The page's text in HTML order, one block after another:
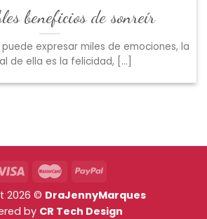
beneficios de sonreír
expresar miles de emociones, la
de ella es la felicidad, [...]
2026 © DraJennyMarques
by CR Tech Design